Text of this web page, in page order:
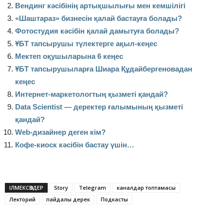
Вендинг кәсібінің артықшылығы мен кемшілігі
«Шаштараз» бизнесін қалай бастауға болады?
Фотостудия кәсібін қалай дамытуға болады?
ҰБТ тапсырушы түлектерге ақыл-кеңес
Мектеп оқушыларына 6 кеңес
ҰБТ тапсырушыларға Шиара Құдайбергеновадан
кеңес
Интернет-маркетологтың қызметі қандай?
Data Scientist — деректер ғалымының қызметі
қандай?
Web-дизайнер деген кім?
Кофе-киоск кәсібін бастау үшін…
ІЛМЕКСӨЗДЕР Story Telegram
каналдар топтамасы
Лекторий
пайдалы дерек Подкасты